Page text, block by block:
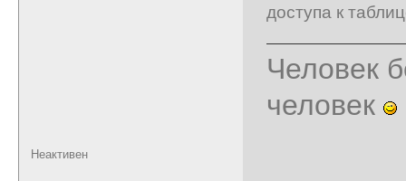
доступа к
Человек
человек
Неактивен